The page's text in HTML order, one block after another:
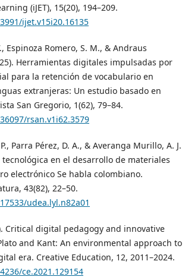
(iJET), 15(20), 194–209.
ijet.v15i20.16135
Espinoza Romero, S. M., & Andraus
Herramientas digitales impulsadas por
para la retención de vocabulario en
extranjeras: Un estudio basado en
San Gregorio, 1(62), 79–84.
rsan.v1i62.3579
Parra Pérez, D. A., & Averanga Murillo, A. J.
tecnológica en el desarrollo de materiales
electrónico Se habla colombiano.
43(82), 22–50.
udea.lyl.n82a01
Critical digital pedagogy and innovative
and Kant: An environmental approach to
era. Creative Education, 12, 2011–2024.
ce.2021.129154